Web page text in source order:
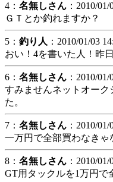
4： 名無しさん ：2010/
ＧＴとか釣れますか？
5： 釣り人 ：2010/01/03
おい！4を書いた人！昨
6： 名無しさん ：2010/
すみませんネットオーク
た。
7： 名無しさん ：2010/
一万円で全部買わなきゃ
8： 名無しさん ：2010/
GT用タックルを1万円で